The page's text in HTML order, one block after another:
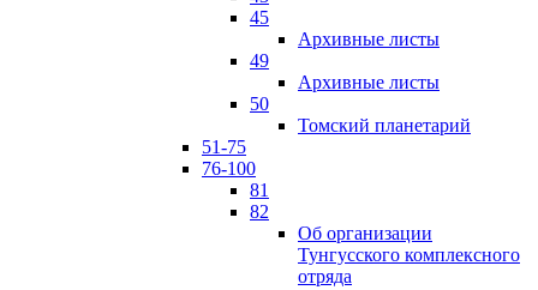
45
Архивные листы
49
Архивные листы
50
Томский планетарий
51-75
76-100
81
82
Об организации
Тунгусского комплексного
отряда